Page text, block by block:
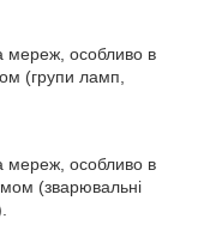
мереж, особливо в
(групи ламп,
мереж, особливо в
(зварювальні